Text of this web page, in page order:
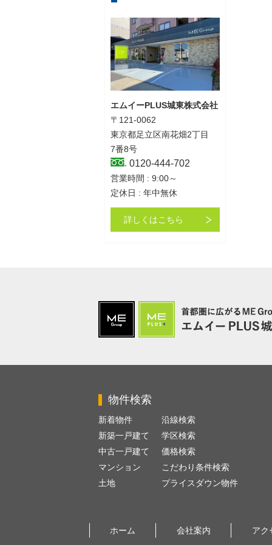
エムイーPLUS城東株式会社
〒121-0062
東京都足立区南花畑2丁目
7番8号
0120-444-702
営業時間 : 9:00～
定休日 : 年中無休
詳しくはこちら
物件検索
新着物件
新築一戸建て
中古一戸建て
マンション
土地
沿線検索
学区検索
価格検索
こだわり条件検索
プライスダウン物件
ホーム 会社案内 アク